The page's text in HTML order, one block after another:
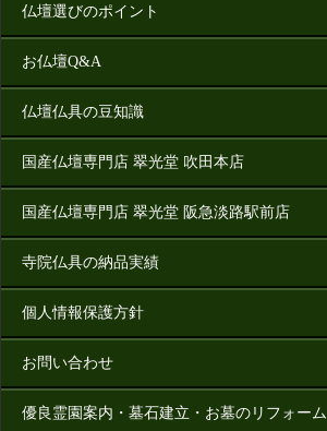
仏壇選びのポイント
お仏壇Q&A
仏壇仏具の豆知識
国産仏壇専門店 翠光堂 吹田本店
国産仏壇専門店 翠光堂 阪急淡路駅前店
寺院仏具の納品実績
個人情報保護方針
お問い合わせ
優良霊園案内・墓石建立・お墓のリフォーム